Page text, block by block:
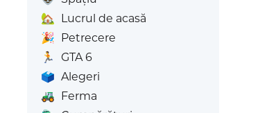
🏡
Lucrul de acasă
🎉 Petrecere
🏃
GTA 6
🗳️ Alegeri
🚜 Ferma